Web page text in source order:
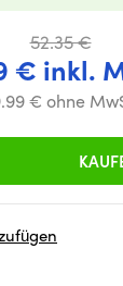
52.35 €
€ inkl.
€ ohne